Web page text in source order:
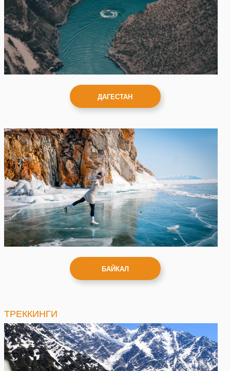
ДАГЕСТАН
БАЙКАЛ
ТРЕККИНГИ
ПОЛИТИКА
КОНФИДЕНЦИАЛЬНОСТИ
ageyevtravel@yandex.com
Напиши нам в телеграмм
Напиши нам в Whats app
ДОГОВОР ОФЕРТЫ
УСЛОВИЯ ВОЗВРАТА